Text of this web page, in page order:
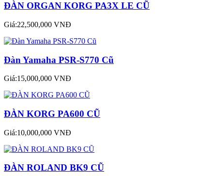
ĐÀN ORGAN KORG PA3X LE CŨ
Giá:22,500,000 VNĐ
Đàn Yamaha PSR-S770 Cũ
Giá:15,000,000 VNĐ
ĐÀN KORG PA600 CŨ
Giá:10,000,000 VNĐ
ĐÀN ROLAND BK9 CŨ